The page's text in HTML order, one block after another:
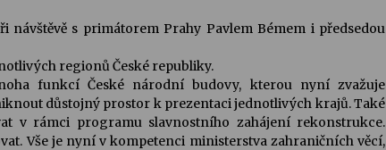
Varhanní recitál Michala Novenka v
3. 7. 2026
návštěvě s primátorem Prahy Pavlem Bémem i předsedou
regionů České republiky.
funkcí České národní budovy, kterou nyní zvažuje
důstojný prostor k prezentaci jednotlivých krajů. Také
v rámci programu slavnostního zahájení rekonstrukce.
Vše je nyní v kompetenci ministerstva zahraničních věcí,